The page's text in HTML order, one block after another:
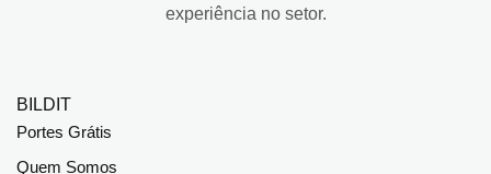
experiência no setor.
BILDIT
Portes Grátis
Quem Somos